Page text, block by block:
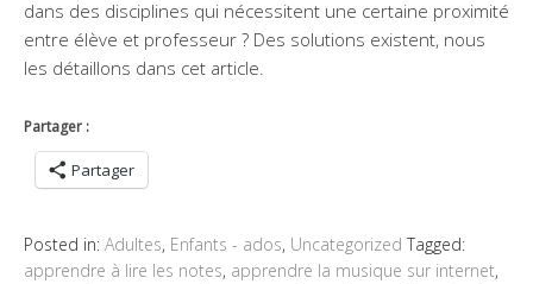
dans des disciplines qui nécessitent une certaine proximité
entre élève et professeur ? Des solutions existent, nous
les détaillons dans cet article.
Partager :
Partager
Posted in: Adultes, Enfants - ados, Uncategorized Tagged:
apprendre à lire les notes, apprendre la musique sur internet,